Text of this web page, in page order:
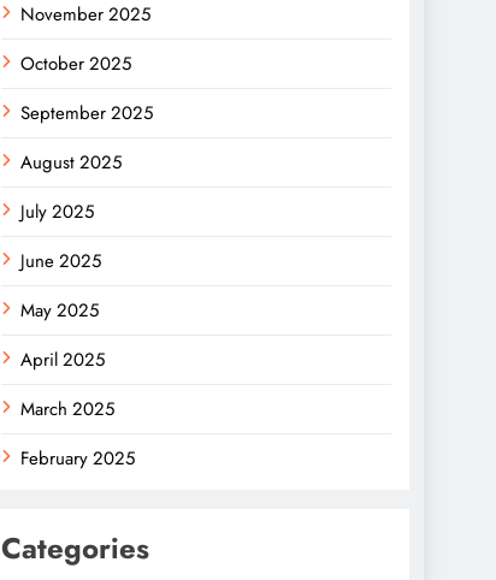
November 2025
October 2025
September 2025
August 2025
July 2025
June 2025
May 2025
April 2025
March 2025
February 2025
Categories